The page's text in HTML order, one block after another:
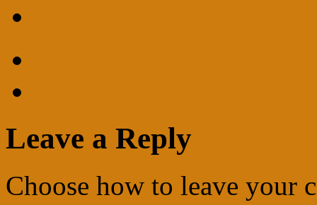
Leave a Reply
Choose how to leave your